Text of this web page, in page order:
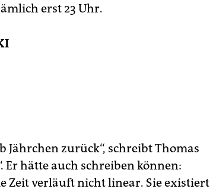
erst 23 Uhr.
Jährchen zurück“, schreibt Thomas
Er hätte auch schreiben können:
Zeit verläuft nicht linear. Sie existiert